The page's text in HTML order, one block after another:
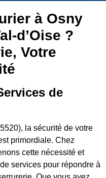
à Osny
d’Oise ?
Votre
de
la sécurité de votre
primordiale. Chez
cette nécessité et
services pour répondre à